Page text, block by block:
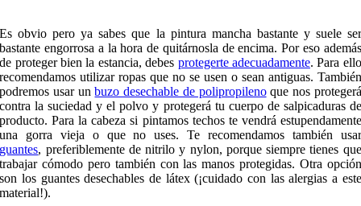
Es obvio pero ya sabes que la pintura mancha bastante y suele ser
bastante engorrosa a la hora de quitárnosla de encima. Por eso además
de proteger bien la estancia, debes protegerte adecuadamente. Para ello
recomendamos utilizar ropas que no se usen o sean antiguas. También
podremos usar unbuzo desechable de polipropilenoque nos protegerá
contra la suciedad y el polvo y protegerá tu cuerpo de salpicaduras de
producto. Para la cabeza si pintamos techos te vendrá estupendamente
una gorra vieja o que no uses. Te recomendamos también usar
guantes, preferiblemente de nitrilo y nylon, porque siempre tienes que
trabajar cómodo pero también con las manos protegidas. Otra opción
son los guantes desechables de látex (¡cuidado con las alergias a este
material!).